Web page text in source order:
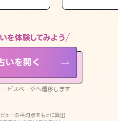
すを体験してみよう
いを開く
ビスページへ遷移します
ーの平均点をもとに算出